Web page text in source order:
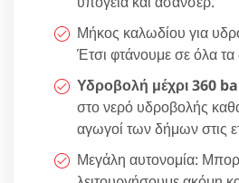
Μήκος καλωδίου για
Έτσι φτάνουμε σε όλα
Υδροβολή μέχρι 360
στο νερό υδροβολής
αγωγοί των δήμων στις
Μεγάλη αυτονομία: